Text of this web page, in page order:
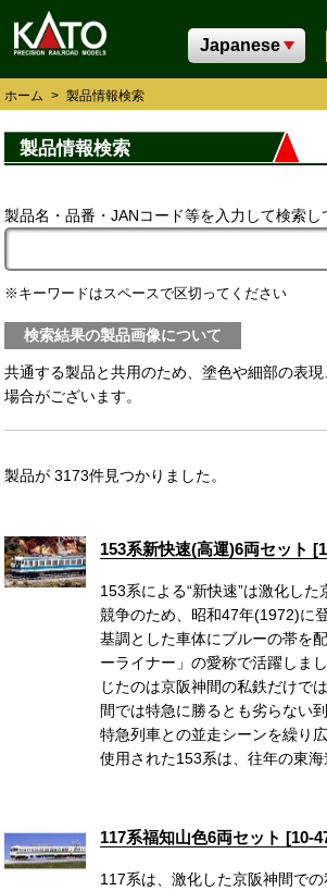
ホーム > 製品情報検索
製品情報検索
製品が 3173件見つかりました。
153系新快速(高運)6両セット
153系による“新快速”は激化し
競争のため、昭和47年(1972)に
基調とした車体にブルーの帯を
ーライナー」の愛称で活躍しま
じたのは京阪神間の私鉄だけで
間では特急に勝るとも劣らない
特急列車との並走シーンを繰り
使用された153系は、往年の東海
117系福知山色6両セット [10-
117系は、激化した京阪神間での
製品名・品番・JANコード等を入力して検索し
キーワードはスペースで区切ってください
検索結果の製品画像について
共通する製品と共用のため、塗色や細部の表
場合がございます。